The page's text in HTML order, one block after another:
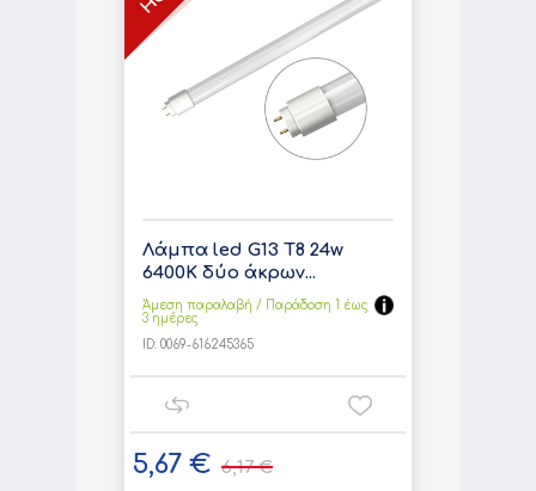
Λάμπα led G13 T8 24w
6400K δύο άκρων...
Άμεση παραλαβή / Παράδoση 1 έως
3 ημέρες
ID: 0069-616245365
5,67 € 6,17 €